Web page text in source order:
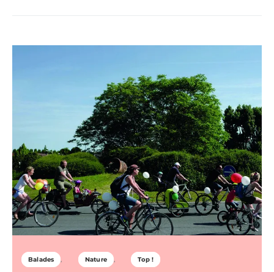
Balades Nature Top !